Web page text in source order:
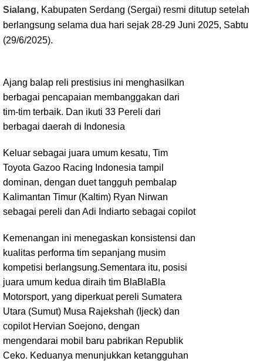
Sialang, Kabupaten Serdang (Sergai) resmi ditutup setelah
berlangsung selama dua hari sejak 28-29 Juni 2025, Sabtu
(29/6/2025).
Ajang balap reli prestisius ini menghasilkan
berbagai pencapaian membanggakan dari
tim-tim terbaik. Dan ikuti 33 Pereli dari
berbagai daerah di Indonesia
Keluar sebagai juara umum kesatu, Tim
Toyota Gazoo Racing Indonesia tampil
dominan, dengan duet tangguh pembalap
Kalimantan Timur (Kaltim) Ryan Nirwan
sebagai pereli dan Adi Indiarto sebagai copilot
Kemenangan ini menegaskan konsistensi dan
kualitas performa tim sepanjang musim
kompetisi berlangsung.Sementara itu, posisi
juara umum kedua diraih tim BlaBlaBla
Motorsport, yang diperkuat pereli Sumatera
Utara (Sumut) Musa Rajekshah (Ijeck) dan
copilot Hervian Soejono, dengan
mengendarai mobil baru pabrikan Republik
Ceko. Keduanya menunjukkan ketangguhan